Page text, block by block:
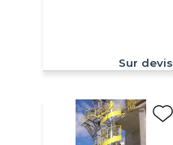
Sur devis